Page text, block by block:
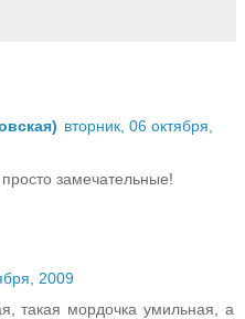
вторник, 06 октября,
замечательные!
2009
такая мордочка умильная, а